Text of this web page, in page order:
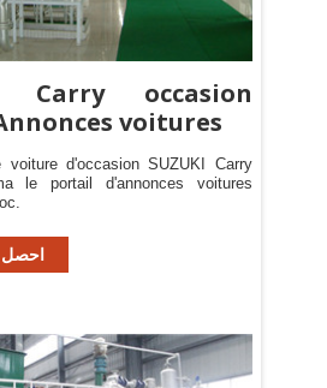
Carry occasion
voitures
voiture d'occasion SUZUKI Carry
le portail d'annonces voitures
احصل